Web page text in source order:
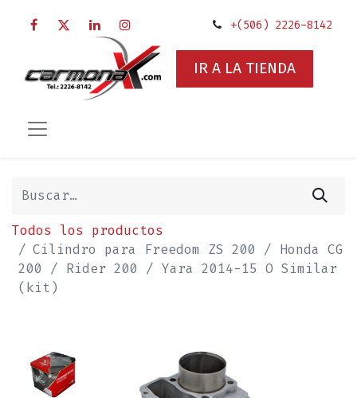
+(506) 2226-8142
IR A LA TIENDA
Todos los productos
Cilindro para Freedom ZS 200 / Honda CG
200 / Rider 200 / Yara 2014-15 O Similar
(kit)